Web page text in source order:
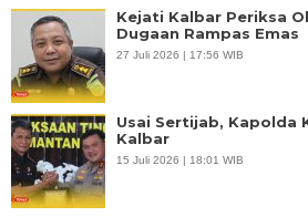
Kejati Kalbar Periksa
Dugaan Rampas Emas
27 Juli 2026 | 17:56 WIB
Usai Sertijab, Kapolda
Kalbar
15 Juli 2026 | 18:01 WIB